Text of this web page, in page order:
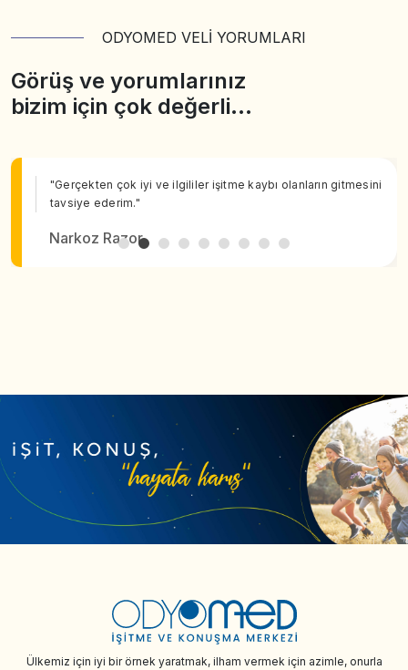
ODYOMED VELİ YORUMLARI
Görüş ve yorumlarınız
bizim için çok değerli…
"Gerçekten çok iyi ve ilgililer işitme kaybı olanların gitmesini
tavsiye ederim."
Narkoz Razor
Ülkemiz için iyi bir örnek yaratmak, ilham vermek için azimle, onurla